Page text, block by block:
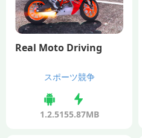
Real Moto Driving
スポーツ競争
1.2.5155.87MB